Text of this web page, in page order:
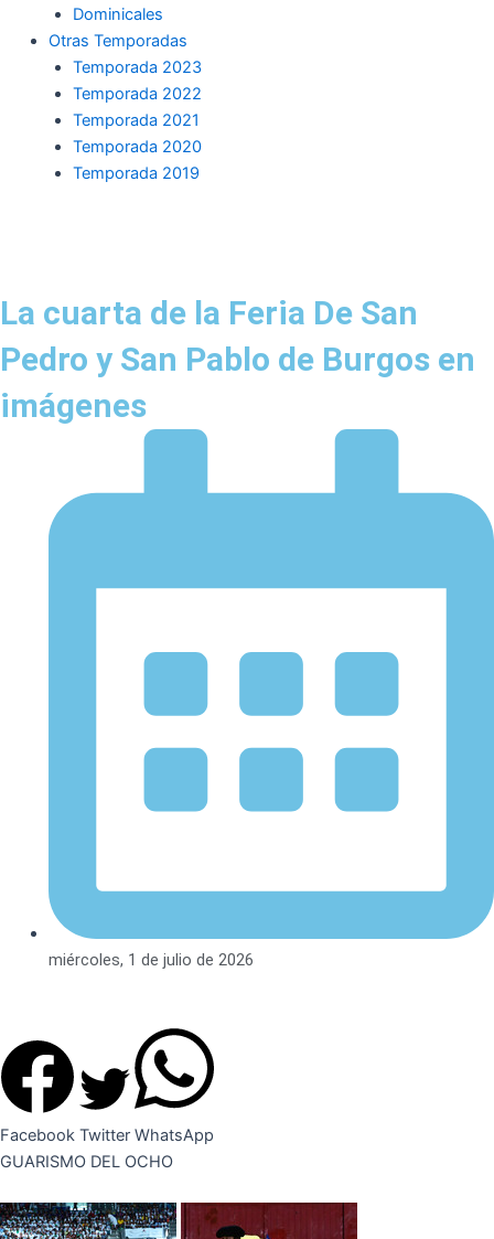
Dominicales
Otras Temporadas
Temporada 2023
Temporada 2022
Temporada 2021
Temporada 2020
Temporada 2019
La cuarta de la Feria De San
Pedro y San Pablo de Burgos en
imágenes
miércoles, 1 de julio de 2026
Facebook Twitter WhatsApp
GUARISMO DEL OCHO